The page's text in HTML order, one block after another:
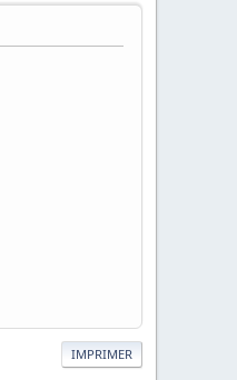
IMPRIMER